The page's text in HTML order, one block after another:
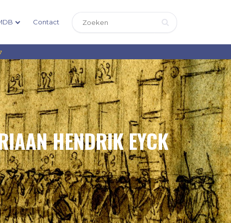
Contact
HENDRIK EYCK